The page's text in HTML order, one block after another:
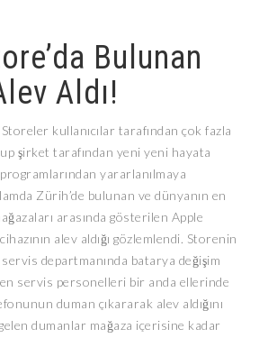
Bulunan
Aldı!
kullanıcılar tarafından çok fazla
şirket tarafından yeni yeni hayata
yararlanılmaya
Zürih’de bulunan ve dünyanın en
arasında gösterilen Apple
alev aldığı gözlemlendi. Storenin
departmanında batarya değişim
servis personelleri bir anda ellerinde
duman çıkararak alev aldığını
dumanlar mağaza içerisine kadar